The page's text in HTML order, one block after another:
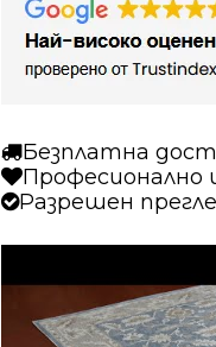
Безплатна
Професионално
Разрешен